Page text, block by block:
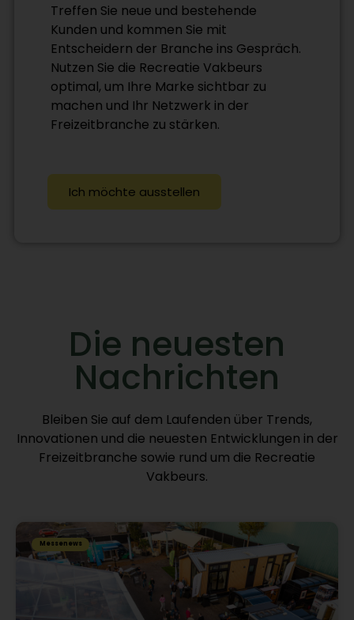
Treffen Sie neue und bestehende
Kunden und kommen Sie mit
Entscheidern der Branche ins Gespräch.
Nutzen Sie die Recreatie Vakbeurs
optimal, um Ihre Marke sichtbar zu
machen und Ihr Netzwerk in der
Freizeitbranche zu stärken.
Ich möchte ausstellen
Die neuesten
Nachrichten
Bleiben Sie auf dem Laufenden über Trends,
Innovationen und die neuesten Entwicklungen in der
Freizeitbranche sowie rund um die Recreatie
Vakbeurs.
Messenews